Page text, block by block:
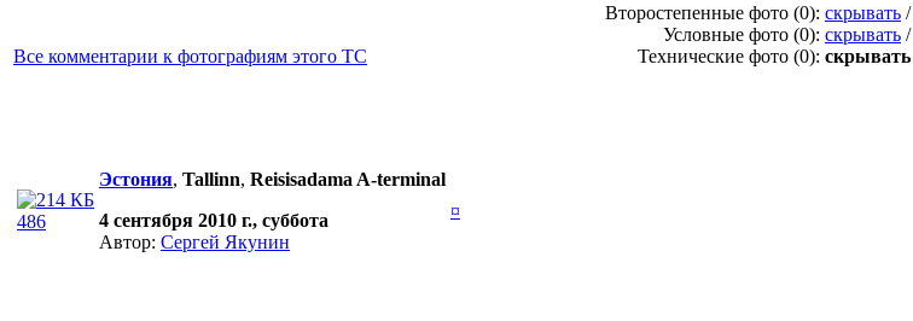
Все комментарии к фотографиям этого ТС
Второстепенные фото (0): скрывать /
Условные фото (0): скрывать /
Технические фото (0): скрывать
486
Эстония, Tallinn, Reisisadama A-terminal
4 сентября 2010 г., суббота
Автор: Сергей Якунин
¤